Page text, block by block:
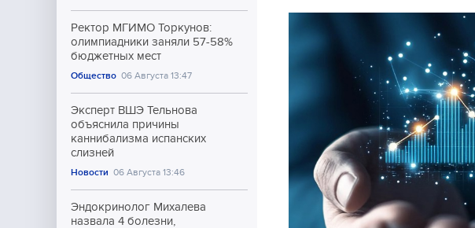
Ректор МГИМО Торкунов:
олимпиадники заняли 57-58%
бюджетных мест
Общество 06 Августа 13:47
Эксперт ВШЭ Тельнова
объяснила причины
каннибализма испанских
слизней
Новости 06 Августа 13:46
Эндокринолог Михалева
назвала 4 болезни,